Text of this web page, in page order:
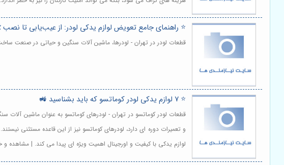
⭐️ راهنمای جامع تعویض لوازم یدکی لودر: از عیب‌یابی تا
قطعات لودر در تهران - لودرها، ماشین آلات سنگین و حیاتی در صنعت
⭐️ 7 لوازم یدکی لودر کوماتسو که باید بشناسید 🚜
قطعات لودر کوماتسو در تهران - لودرهای کوماتسو به عنوان ماشین آلات
و تعمیرات دوره ای دارد، لودرهای کوماتسو نیز از این قاعده مستثنی
لوازم یدکی با کیفیت و اورجینال اهمیت ویژه ای پیدا می کند. | مشاهده و